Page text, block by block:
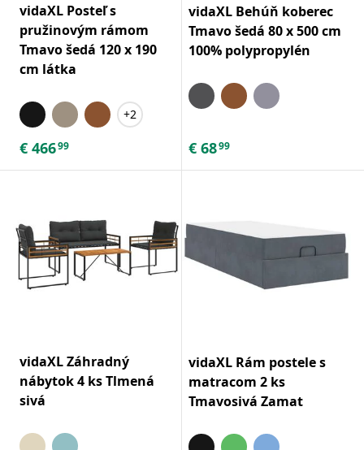
vidaXL Posteľ s
pružinovým rámom
Tmavo šedá 120 x 190
cm látka
+2
€ 46699
vidaXL Behúň koberec
Tmavo šedá 80 x 500 cm
100% polypropylén
€ 6899
vidaXL Záhradný
nábytok 4 ks Tlmená
sivá
vidaXL Rám postele s
matracom 2 ks
Tmavosivá Zamat